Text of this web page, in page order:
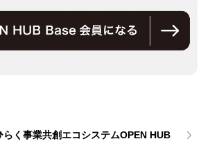
らく事業共創エコシステムOPEN HUB